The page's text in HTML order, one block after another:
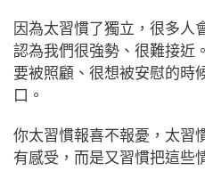
因為太習慣了獨立，很多人
認為我們很強勢、很難接近。
要被照顧、很想被安慰的時
口。
你太習慣報喜不報憂，太習
有感受，而是又習慣把這些